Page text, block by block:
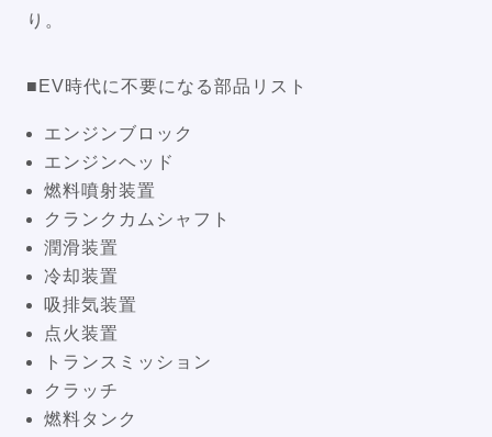
り。
■EV時代に不要になる部品リスト
エンジンブロック
エンジンヘッド
燃料噴射装置
クランクカムシャフト
潤滑装置
冷却装置
吸排気装置
点火装置
トランスミッション
クラッチ
燃料タンク